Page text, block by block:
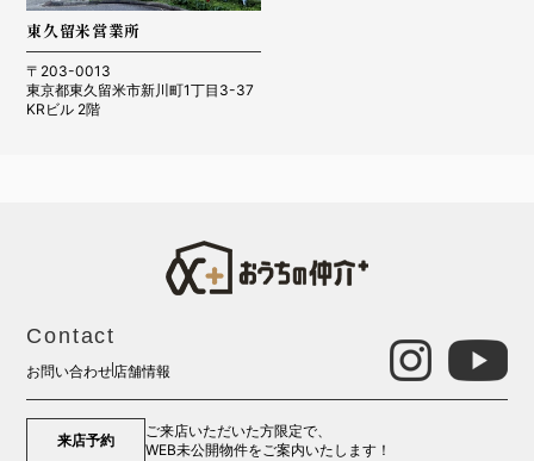
東久留米営業所
〒203-0013
東京都東久留米市新川町1丁目3-37
KRビル 2階
Contact
お問い合わせ店舗情報
来店予約
ご来店いただいた方限定で、
WEB未公開物件をご案内いたします！